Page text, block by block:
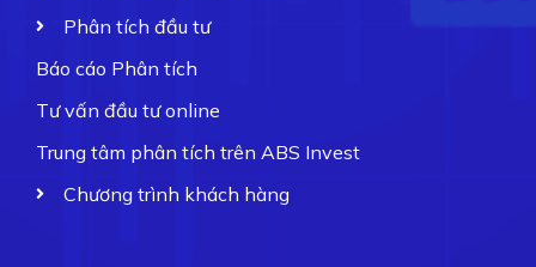
Phân tích đầu tư
Báo cáo Phân tích
Tư vấn đầu tư online
Trung tâm phân tích trên ABS Invest
Chương trình khách hàng